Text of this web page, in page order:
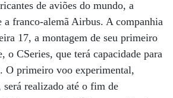
de aviões do mundo, a
a franco-alemã Airbus. A companhia
17, a montagem de seu primeiro
o CSeries, que terá capacidade para
O primeiro voo experimental,
será realizado até o fim de